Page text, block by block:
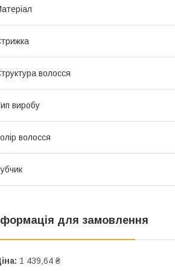
волосся
виробу
волосся
для замовлення
1 439,64 ₴